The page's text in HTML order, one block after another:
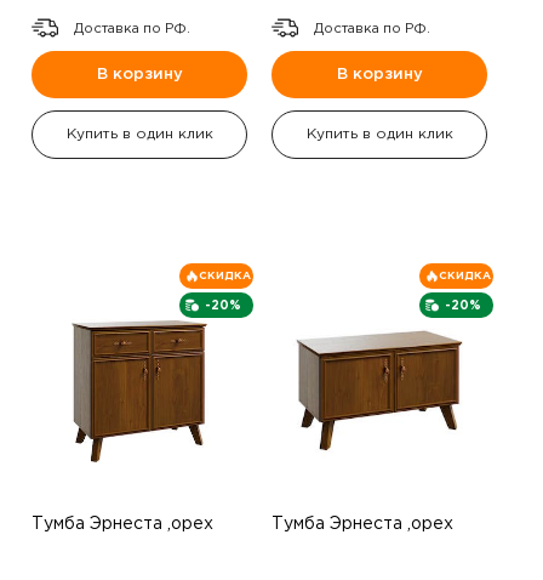
Доставка по РФ.
В корзину
Купить в один клик
Доставка по РФ.
В корзину
Купить в один клик
-20%
СКИДКА
Тумба Эрнеста ,орех
-20%
СКИДКА
Тумба Эрнеста ,орех